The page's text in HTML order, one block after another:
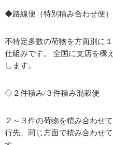
◆路線便（特別積み合わせ便）
不特定多数の荷物を方面別に
仕組みです。 全国に支店を構
します。
◇２件積み/３件積み混載便
２～３件の荷物を積み合わせ
行先、同じ方面で積み合わせ